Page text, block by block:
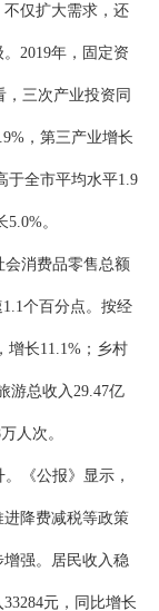
仅扩大需求，还
2019年， 固定资
，三次产业投资同
，第三产业增长
于全市平均水平1.9
5.0%。
会消费品零售总额
个百分点。按经
增长11.1%；乡村
游总收入29.47亿
人次。
。 《公报》显示，
降费减税等政策
强。居民收入稳
元，同比增长